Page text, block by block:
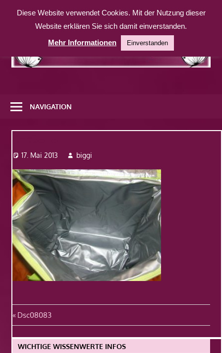
Inhalt
weitere
Website
NAVIGATION
17. Mai 2013 biggi
Beitragsnavigation
Vorheriger
Beitrag:
Dsc08083
WICHTIGE WISSENWERTE INFOS
Diese Website verwendet Cookies. Mit der Nutzung dieser
Website erklären Sie sich damit einverstanden.
Mehr Informationen
Einverstanden